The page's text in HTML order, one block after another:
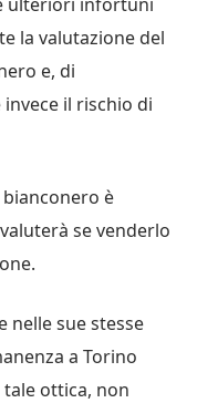
la valutazione del
e, di
il rischio di
è
se venderlo
nelle sue stesse
a Torino
ottica, non